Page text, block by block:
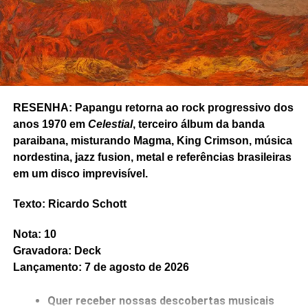
RELATED TOPICS:
FEATURED
FITO PÁEZ
RESENHA
RICARDO SCHOTT TERNÁRIO RECORDS
RESENHA: Papangu retorna ao rock progressivo dos
anos 1970 em Celestial, terceiro álbum da banda
paraibana, misturando Magma, King Crimson, música
nordestina, jazz fusion, metal e referências brasileiras
em um disco imprevisível.
Texto: Ricardo Schott
Nota: 10
Gravadora: Deck
Lançamento: 7 de agosto de 2026
Quer receber nossas descobertas musicais